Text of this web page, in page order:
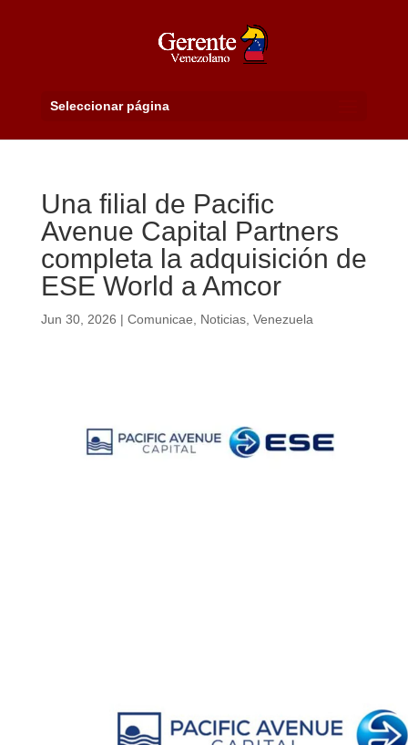
Seleccionar página
Una filial de Pacific
Avenue Capital Partners
completa la adquisición de
ESE World a Amcor
Jun 30, 2026 | Comunicae Noticias, Venezuela